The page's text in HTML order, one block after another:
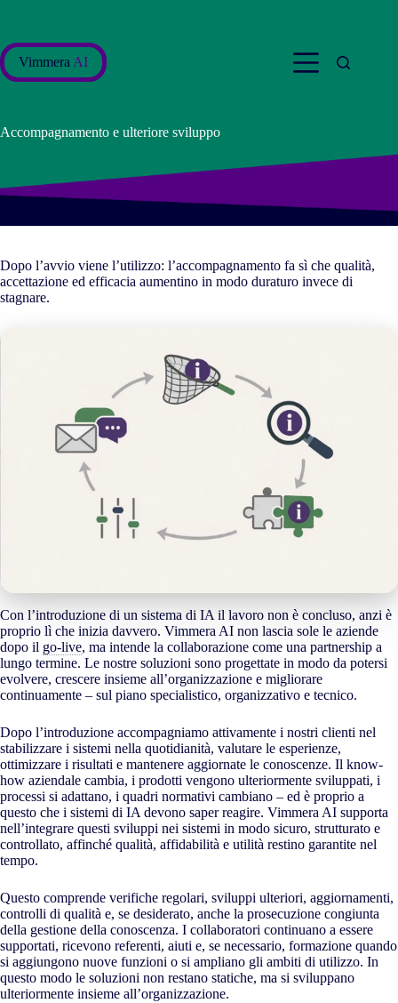
Vimmera AI
Accompagnamento e ulteriore sviluppo
Dopo l’avvio viene l’utilizzo: l’accompagnamento fa sì che qualità,
accettazione ed efficacia aumentino in modo duraturo invece di
stagnare.
Con l’introduzione di un sistema di IA il lavoro non è concluso, anzi è
proprio lì che inizia davvero. Vimmera AI non lascia sole le aziende
dopo il go-live, ma intende la collaborazione come una partnership a
lungo termine. Le nostre soluzioni sono progettate in modo da potersi
evolvere, crescere insieme all’organizzazione e migliorare
continuamente – sul piano specialistico, organizzativo e tecnico.
Dopo l’introduzione accompagniamo attivamente i nostri clienti nel
stabilizzare i sistemi nella quotidianità, valutare le esperienze,
ottimizzare i risultati e mantenere aggiornate le conoscenze. Il know-
how aziendale cambia, i prodotti vengono ulteriormente sviluppati, i
processi si adattano, i quadri normativi cambiano – ed è proprio a
questo che i sistemi di IA devono saper reagire. Vimmera AI supporta
nell’integrare questi sviluppi nei sistemi in modo sicuro, strutturato e
controllato, affinché qualità, affidabilità e utilità restino garantite nel
tempo.
Questo comprende verifiche regolari, sviluppi ulteriori, aggiornamenti,
controlli di qualità e, se desiderato, anche la prosecuzione congiunta
della gestione della conoscenza. I collaboratori continuano a essere
supportati, ricevono referenti, aiuti e, se necessario, formazione quando
si aggiungono nuove funzioni o si ampliano gli ambiti di utilizzo. In
questo modo le soluzioni non restano statiche, ma si sviluppano
ulteriormente insieme all’organizzazione.